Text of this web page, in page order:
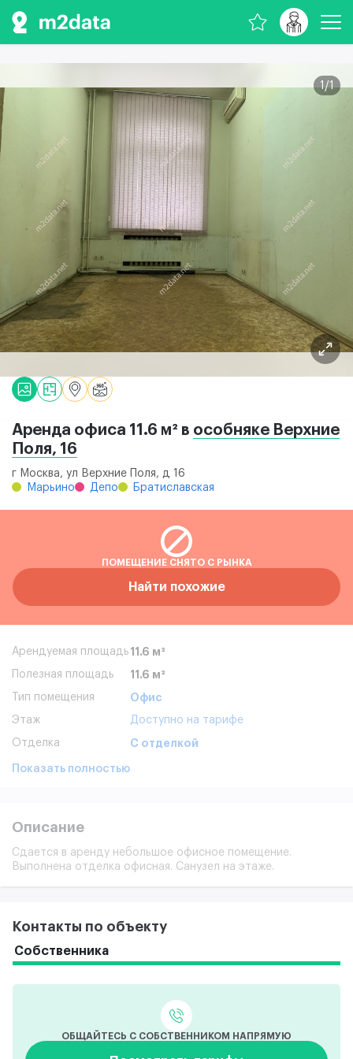
1/1
Аренда офиса 11.6 м² в особняке Верхние
Поля, 16
г Москва, ул Верхние Поля, д 16
Марьино
Депо Братиславская
ПОМЕЩЕНИЕ СНЯТО С РЫНКА
Найти похожие
Арендуемая площадь 11.6 м²
Полезная площадь 11.6 м²
Тип помещения Офис
Этаж Доступно на тарифе
Отделка С отделкой
Показать полностью
Описание
Сдается в аренду небольшое офисное помещение.
Выполнена отделка офисная. Санузел на этаже.
Контакты по объекту
Собственника
ОБЩАЙТЕСЬ С СОБСТВЕННИКОМ НАПРЯМУЮ